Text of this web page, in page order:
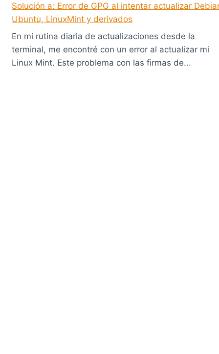
Solución a: Error de GPG al intentar actualizar
Ubuntu, LinuxMint y derivados
En mi rutina diaria de actualizaciones desde la
terminal, me encontré con un error al actualizar mi
Linux Mint. Este problema con las firmas de...